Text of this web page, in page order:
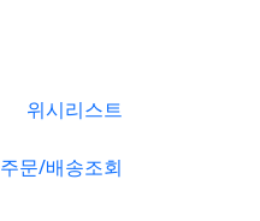
위시리스트
주문/배송조회